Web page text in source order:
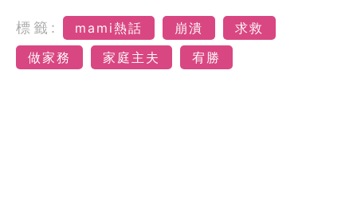
標籤: mami熱話 崩潰
求救
做家務
家庭主夫 宥勝